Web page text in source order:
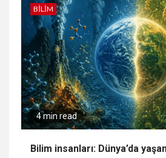
BILIM
4 min read
Bilim insanları: Dünya’da